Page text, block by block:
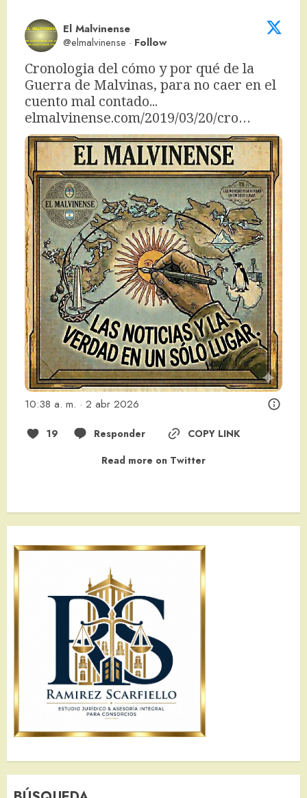
El Malvinense
@elmalvinense · Follow
Cronologia del cómo y por qué de la
Guerra de Malvinas, para no caer en el
elmalvinense.com/2019/03/20/cro…
10:38 a. m. · 2 abr 2026
19 Responder
COPY LINK
Read more on Twitter